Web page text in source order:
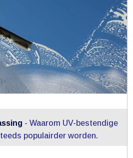
- Waarom UV-bestendige
populairder worden.​